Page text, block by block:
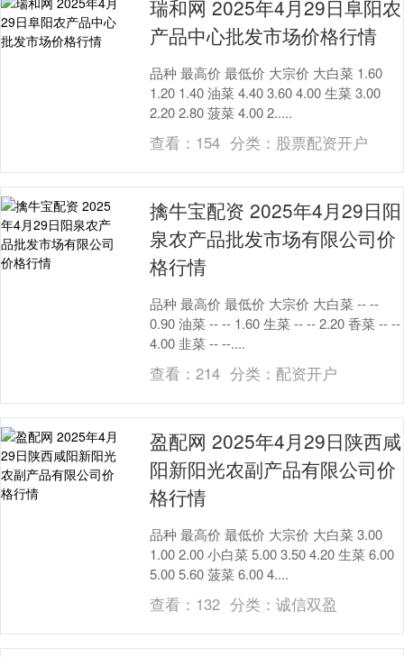
瑞和网 2025年4月29日阜阳农
产品中心批发市场价格行情
品种 最高价 最低价 大宗价 大白菜 1.60
1.20 1.40 油菜 4.40 3.60 4.00 生菜 3.00
2.20 2.80 菠菜 4.00 2.....
查看： 154 分类： 股票配资开户
擒牛宝配资 2025年4月29日阳
泉农产品批发市场有限公司价
格行情
品种 最高价 最低价 大宗价 大白菜 -- --
0.90 油菜 -- -- 1.60 生菜 -- -- 2.20 香菜 -- --
4.00 韭菜 -- --....
查看：214 分类： 配资开户
盈配网 2025年4月29日陕西咸
阳新阳光农副产品有限公司价
格行情
品种 最高价 最低价 大宗价 大白菜 3.00
1.00 2.00 小白菜 5.00 3.50 4.20 生菜 6.00
5.00 5.60 菠菜 6.00 4....
查看： 132 分类： 诚信双盈